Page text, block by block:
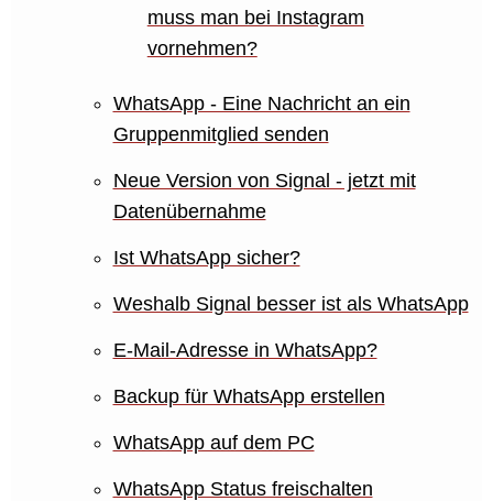
muss man bei Instagram
vornehmen?
WhatsApp - Eine Nachricht an ein
Gruppenmitglied senden
Neue Version von Signal - jetzt mit
Datenübernahme
Ist WhatsApp sicher?
Weshalb Signal besser ist als WhatsApp
E-Mail-Adresse in WhatsApp?
Backup für WhatsApp erstellen
WhatsApp auf dem PC
WhatsApp Status freischalten